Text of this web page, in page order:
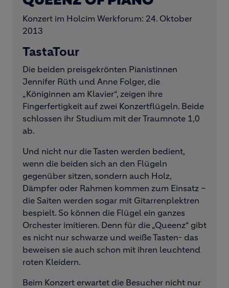
Konzert im Holcim Werkforum: 24. Oktober
2013
TastaTour
Die beiden preisgekrönten Pianistinnen
Jennifer Rüth und Anne Folger, die
„Königinnen am Klavier“, zeigen ihre
Fingerfertigkeit auf zwei Konzertflügeln. Beide
schlossen ihr Studium mit der Traumnote 1,0
ab.
Und nicht nur die Tasten werden bedient,
wenn die beiden sich an den Flügeln
gegenüber sitzen, sondern auch Holz,
Dämpfer oder Rahmen kommen zum Einsatz –
die Saiten werden sogar mit Gitarrenplektren
bespielt. So können die Flügel ein ganzes
Orchester imitieren. Denn für die „Queenz“ gibt
es nicht nur schwarze und weiße Tasten- das
beweisen sie auch schon mit ihren leuchtend
roten Kleidern.
Beim Konzert erwartet die Besucher nicht nur